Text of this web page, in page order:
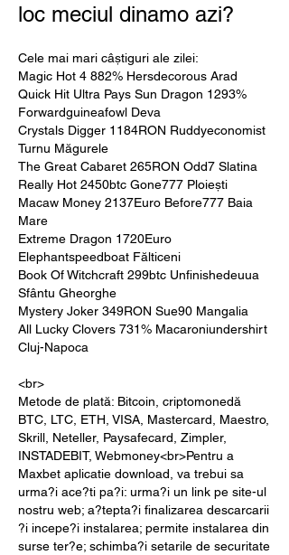
loc meciul dinamo azi?
Cele mai mari câștiguri ale zilei:
Magic Hot 4 882% Hersdecorous Arad
Quick Hit Ultra Pays Sun Dragon 1293%
Forwardguineafowl Deva
Crystals Digger 1184RON Ruddyeconomist
Turnu Măgurele
The Great Cabaret 265RON Odd7 Slatina
Really Hot 2450btc Gone777 Ploiești
Macaw Money 2137Euro Before777 Baia
Mare
Extreme Dragon 1720Euro
Elephantspeedboat Fălticeni
Book Of Witchcraft 299btc Unfinishedeuua
Sfântu Gheorghe
Mystery Joker 349RON Sue90 Mangalia
All Lucky Clovers 731% Macaroniundershirt
Cluj-Napoca
<br>
Metode de plată: Bitcoin, criptomonedă
BTC, LTC, ETH, VISA, Mastercard, Maestro,
Skrill, Neteller, Paysafecard, Zimpler,
INSTADEBIT, Webmoney<br>Pentru a
Maxbet aplicatie download, va trebui sa
urma?i ace?ti pa?i: urma?i un link pe site-ul
nostru web; a?tepta?i finalizarea descarcarii
?i incepe?i instalarea; permite instalarea din
surse ter?e; schimba?i setarile de securitate